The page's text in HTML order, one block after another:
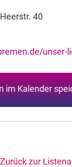
40
unser-
im Kalender
Zurück zur